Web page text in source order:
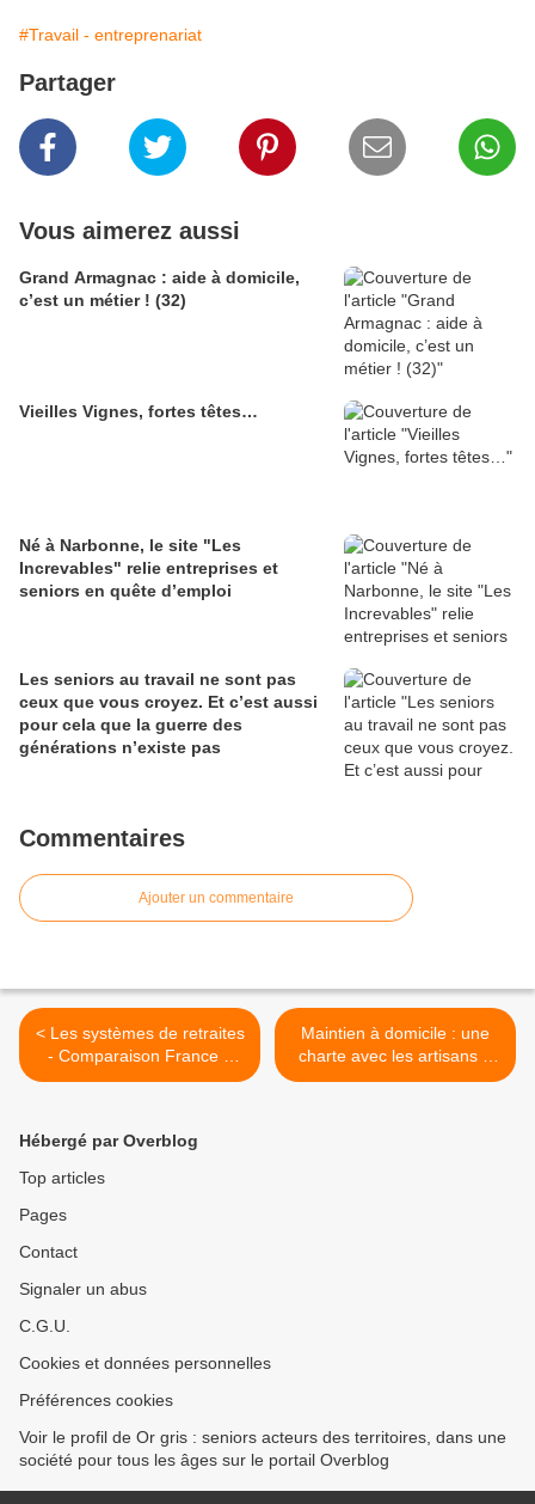
#Travail - entreprenariat
Partager
Vous aimerez aussi
Grand Armagnac : aide à domicile,
c’est un métier ! (32)
Vieilles Vignes, fortes têtes…
Né à Narbonne, le site "Les
Increvables" relie entreprises et
seniors en quête d’emploi
Les seniors au travail ne sont pas
ceux que vous croyez. Et c’est aussi
pour cela que la guerre des
générations n’existe pas
Commentaires
Ajouter un commentaire
< Les systèmes de retraites
- Comparaison France –
Allemagne
Maintien à domicile : une
charte avec les artisans
pour les travaux
Hébergé par Overblog
Top articles
Pages
Contact
Signaler un abus
C.G.U.
Cookies et données personnelles
Préférences cookies
Voir le profil de Or gris : seniors acteurs des territoires, dans une
société pour tous les âges sur le portail Overblog